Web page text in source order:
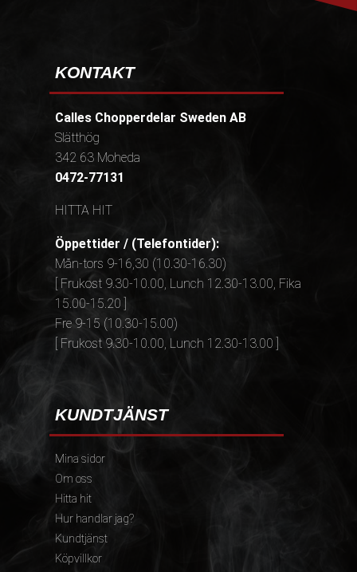
KONTAKT
Calles Chopperdelar Sweden AB
Slätthög
342 63 Moheda
0472-77131
HITTA HIT
Öppettider / (Telefontider):
Mån-tors 9-16,30 (10.30-16.30)
[ Frukost 9.30-10.00, Lunch 12.30-13.00, Fika
15.00-15.20 ]
Fre 9-15 (10.30-15.00)
[ Frukost 9.30-10.00, Lunch 12.30-13.00 ]
KUNDTJÄNST
Mina sidor
Om oss
Hitta hit
Hur handlar jag?
Kundtjänst
Köpvillkor